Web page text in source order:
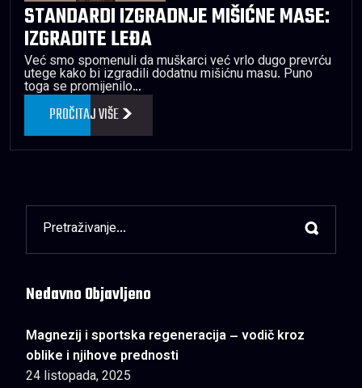
STANDARDI IZGRADNJE MIŠIĆNE MASE:
IZGRADITE LEĐA
Već smo spomenuli da muškarci već vrlo dugo prevrću
utege kako bi izgradili dodatnu mišićnu masu. Puno
toga se promijenilo…
PROČITAJ VIŠE
Nedavno Objavljeno
Magnezij i sportska regeneracija – vodič kroz
oblike i njihove prednosti
24 listopada, 2025